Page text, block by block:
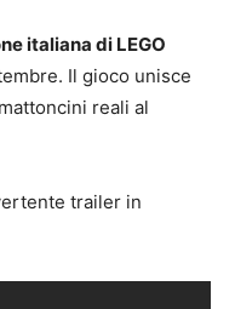
italiana di LEGO
Il gioco unisce
reali al
trailer in